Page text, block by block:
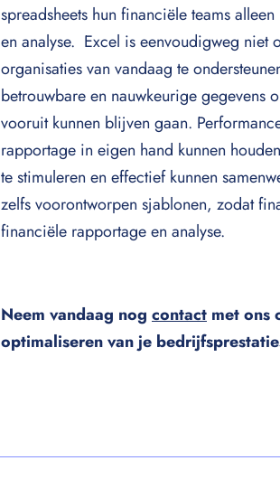
spreadsheets hun financiële teams
en analyse. Excel is eenvoudigweg niet
organisaties van vandaag te
betrouwbare en nauwkeurige gegevens
vooruit kunnen blijven gaan.
rapportage in eigen hand kunnen
te stimuleren en effectief kunnen
zelfs voorontworpen sjablonen, zodat
financiële rapportage en analyse.
Neem vandaag nog contact met ons
optimaliseren van je